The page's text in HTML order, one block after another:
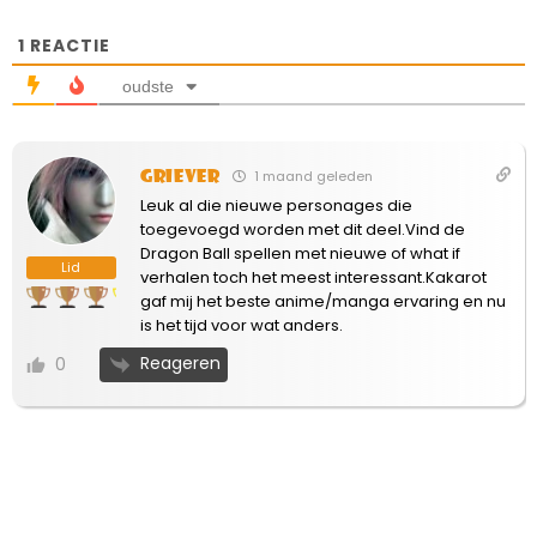
1 REACTIE
oudste
Lid
Griever 1 maand geleden
Leuk al die nieuwe personages die
toegevoegd worden met dit deel.Vind de
Dragon Ball spellen met nieuwe of what if
verhalen toch het meest interessant.Kakarot
gaf mij het beste anime/manga ervaring en nu
is het tijd voor wat anders.
0 Reageren